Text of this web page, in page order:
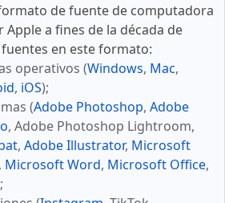
de fuente de computadora
a fines de la década de
fuentes en este formato:
operativos (Windows, Mac,
, iOS);
(Adobe Photoshop, Adobe
, Adobe Photoshop Lightroom,
, Adobe Illustrator, Microsoft
, Microsoft Word, Microsoft Office,